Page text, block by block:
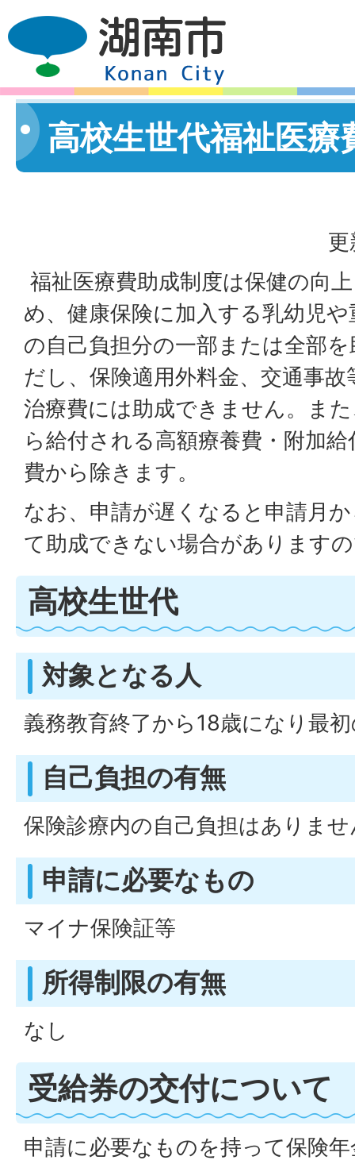
高校生世代福祉医療
福祉医療費助成制度は保健の向
め、健康保険に加入する乳幼児
の自己負担分の一部または全部
だし、保険適用外料金、交通事
治療費には助成できません。ま
ら給付される高額療養費・附加
費から除きます。
なお、申請が遅くなると申請月
て助成できない場合があります
高校生世代
対象となる人
義務教育終了から18歳になり最
自己負担の有無
保険診療内の自己負担はありま
申請に必要なもの
マイナ保険証等
所得制限の有無
なし
受給券の交付について
申請に必要なものを持って保険